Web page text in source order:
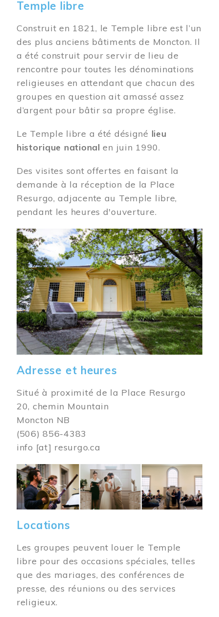
Temple libre
Construit en 1821, le Temple libre est l’un
des plus anciens bâtiments de Moncton. Il
a été construit pour servir de lieu de
rencontre pour toutes les dénominations
religieuses en attendant que chacun des
groupes en question ait amassé assez
d’argent pour bâtir sa propre église.
Le Temple libre a été désigné lieu
historique national en juin 1990.
Des visites sont offertes en faisant la
demande à la réception de la Place
Resurgo, adjacente au Temple libre,
pendant les heures d'ouverture.
Image
Adresse et heures
Situé à proximité de la Place Resurgo
20, chemin Mountain
Moncton NB
(506) 856-4383
info [at] resurgo.ca
Image
Locations
Les groupes peuvent louer le Temple
libre pour des occasions spéciales, telles
que des mariages, des conférences de
presse, des réunions ou des services
religieux.